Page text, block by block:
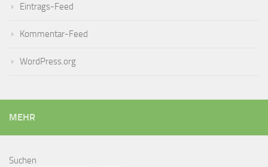
Eintrags-Feed
Kommentar-Feed
WordPress.org
MEHR
Suchen